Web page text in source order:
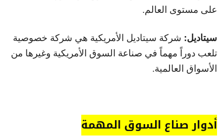
على مستوى العالم.
سيتاديل: شركة سيتاديل الأمريكية هي شركة خصوصية
تلعب دوراً مهماً في صناعة السوق الأمريكية وغيرها من
الأسواق العالمية.
أدوار صناع السوق المهمة